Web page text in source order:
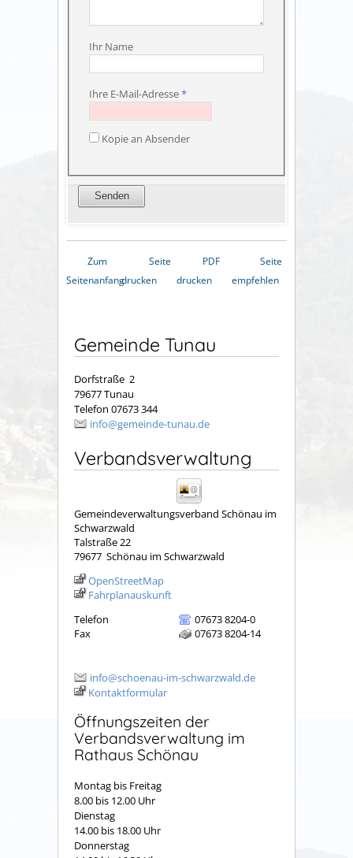
Ihr Name
Ihre E-Mail-Adresse*
Kopie an Absender
Zum
Seitenanfang
Seite
drucken
PDF
drucken
Seite
empfehlen
Gemeinde Tunau
Dorfstraße 2
79677 Tunau
Telefon 07673 344
info@gemeinde-tunau.de
Verbandsverwaltung
Gemeindeverwaltungsverband Schönau im
Schwarzwald
Talstraße 22
79677 Schönau im Schwarzwald
OpenStreetMap
Fahrplanauskunft
Telefon
07673 8204-0
Fax
07673 8204-14
info@schoenau-im-schwarzwald.de
Kontaktformular
Öffnungszeiten der
Verbandsverwaltung im
Rathaus Schönau
Montag bis Freitag
8.00 bis 12.00 Uhr
Dienstag
14.00 bis 18.00 Uhr
Donnerstag